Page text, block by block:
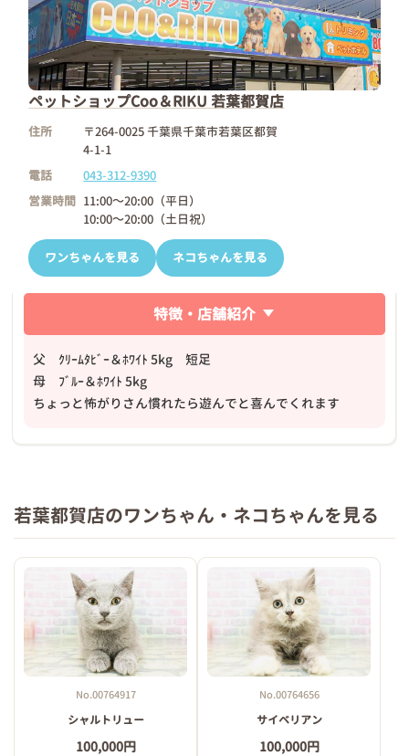
ペットショップCoo＆RIKU 若葉都賀店
住所
〒264-0025 千葉県千葉市若葉区都賀
4-1-1
電話
043-312-9390
営業時間 11:00～20:00（平日）
10:00～20:00（土日祝）
ワンちゃんを見る ネコちゃんを見る
特徴・店舗紹介
父 ｸﾘｰﾑﾀﾋﾞｰ＆ﾎﾜｲﾄ 5kg 短足
母 ﾌﾞﾙｰ＆ﾎﾜｲﾄ 5kg
ちょっと怖がりさん慣れたら遊んでと喜んでくれます
若葉都賀店のワンちゃん・ネコちゃんを見る
No.00764917
シャルトリュー
100,000円
No.00764656
サイベリアン
100,000円